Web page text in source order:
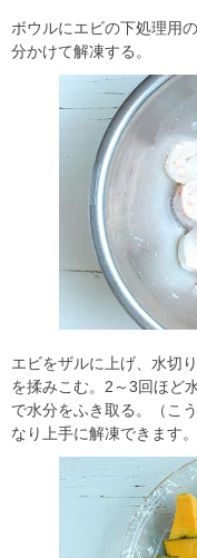
ボウルにエビの下処理用
分かけて解凍する。
エビをザルに上げ、水切
を揉みこむ。2～3回ほど
で水分をふき取る。（こ
なり上手に解凍できます。